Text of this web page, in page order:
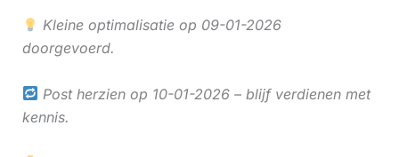
Kleine optimalisatie op 09-01-2026
doorgevoerd.
Post herzien op 10-01-2026 – blijf verdienen met
kennis.